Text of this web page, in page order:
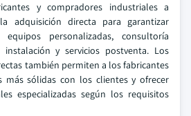
y compradores industriales a
adquisición directa para garantizar
equipos personalizadas, consultoría
y servicios postventa. Los
también permiten a los fabricantes
más sólidas con los clientes y ofrecer
especializadas según los requisitos